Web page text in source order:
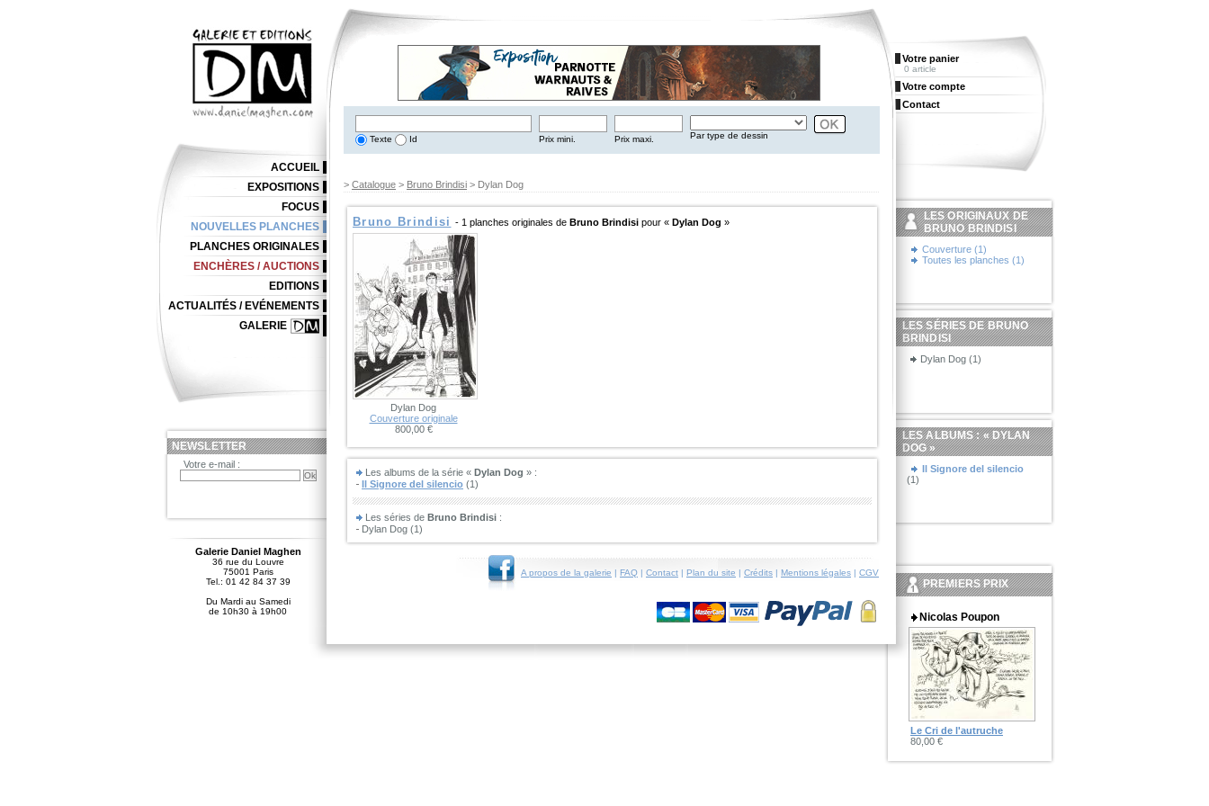
Texte Id Prix mini. Prix maxi. Par type de dessin
> Catalogue > Bruno Brindisi > Dylan Dog
Bruno Brindisi - 1 planches originales deBruno Brindisi pour «Dylan Dog »
Dylan Dog
Couverture originale
800,00 €
Les albums de la série « Dylan Dog » :
Il Signore del silencio (1)
Les séries de Bruno Brindisi :
Dylan Dog (1)
A propos de la galerie | FAQ | Contact | Plan du site | Crédits | Mentions légales | CGV
ACCUEIL
EXPOSITIONS
FOCUS
NOUVELLES PLANCHES
PLANCHES ORIGINALES
ENCHÈRES / AUCTIONS
EDITIONS
ACTUALITÉS / EVÉNEMENTS
GALERIE
NEWSLETTER
Votre e-mail :
Galerie Daniel Maghen
36 rue du Louvre
75001 Paris
Tel.: 01 42 84 37 39
Du Mardi au Samedi
de 10h30 à 19h00
Votre panier
0 article
Votre compte
Contact
LES ORIGINAUX DE
BRUNO BRINDISI
Couverture (1)
Toutes les planches (1)
LES SÉRIES DE BRUNO
BRINDISI
Dylan Dog (1)
LES ALBUMS : «DYLAN
DOG»
Il Signore del silencio
(1)
PREMIERS PRIX
Nicolas Poupon
Le Cri de l'autruche
80,00 €